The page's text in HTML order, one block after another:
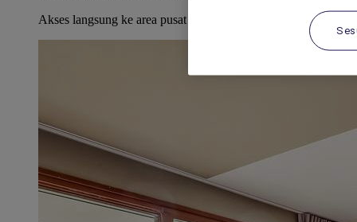
Akses langsung ke area pusat kota Paris